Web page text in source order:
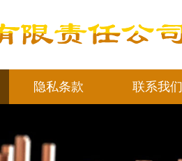
隐私条款 联系我们